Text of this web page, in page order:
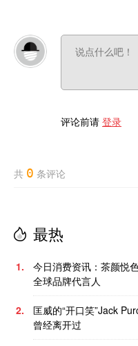
评论前请 登录
共 0 条评论
最热
1.
今日消费资讯：茶颜悦
全球品牌代言人
2.
匡威的“开口笑”Jack
曾经离开过